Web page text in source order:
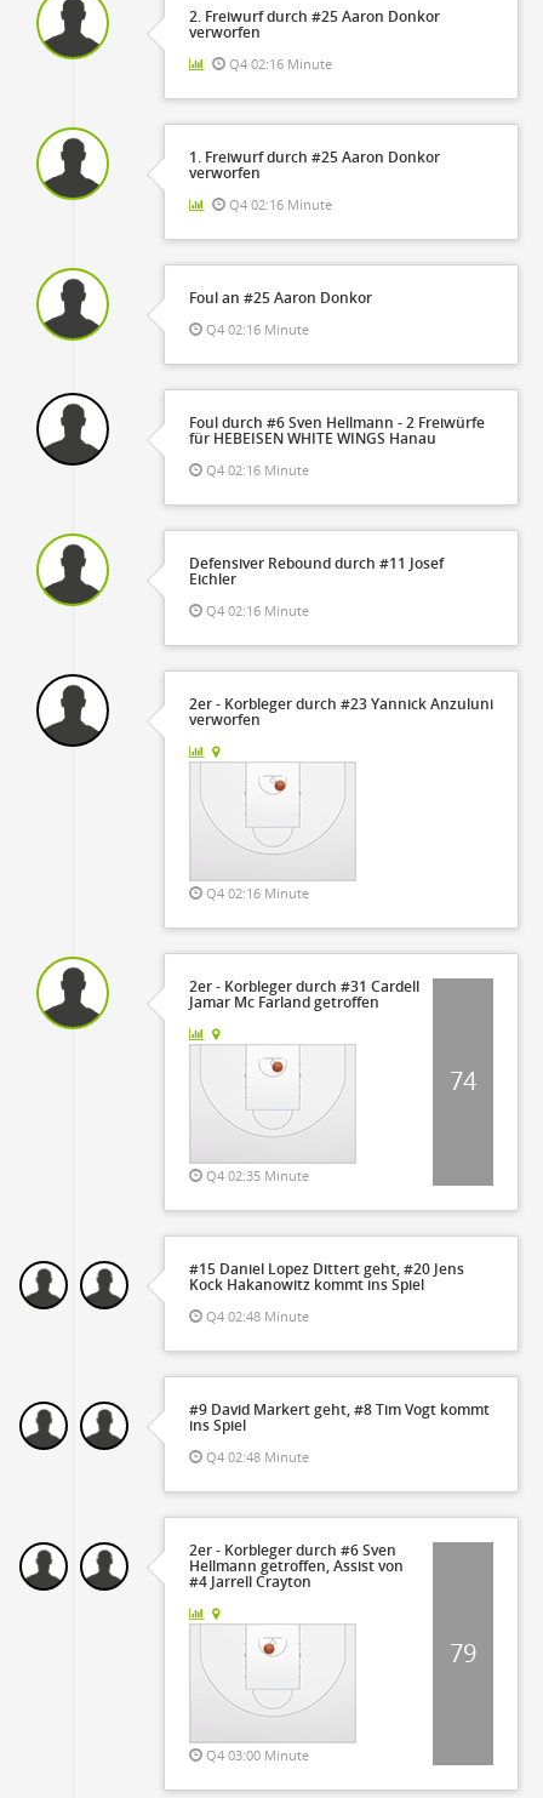
2. Freiwurf durch #25 Aaron Donkor
verworfen
Q4 02:16 Minute
1. Freiwurf durch #25 Aaron Donkor
verworfen
Q4 02:16 Minute
Foul an #25 Aaron Donkor
Q4 02:16 Minute
Foul durch #6 Sven Hellmann - 2 Freiwürfe
für HEBEISEN WHITE WINGS Hanau
Q4 02:16 Minute
Defensiver Rebound durch #11 Josef
Eichler
Q4 02:16 Minute
2er - Korbleger durch #23 Yannick Anzuluni
verworfen
Q4 02:16 Minute
2er - Korbleger durch #31 Cardell
Jamar Mc Farland getroffen
Q4 02:35 Minute
74
#15 Daniel Lopez Dittert geht, #20 Jens
Kock Hakanowitz kommt ins Spiel
Q4 02:48 Minute
#9 David Markert geht, #8 Tim Vogt kommt
ins Spiel
Q4 02:48 Minute
2er - Korbleger durch #6 Sven
Hellmann getroffen, Assist von
#4 Jarrell Crayton
Q4 03:00 Minute
79